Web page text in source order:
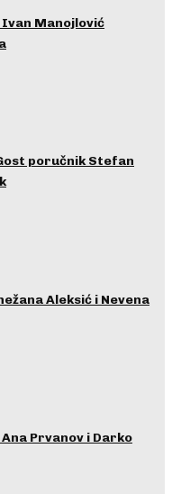
Ivan Manojlović
Gost poručnik Stefan
Aleksić i Nevena
Ana Prvanov i Darko